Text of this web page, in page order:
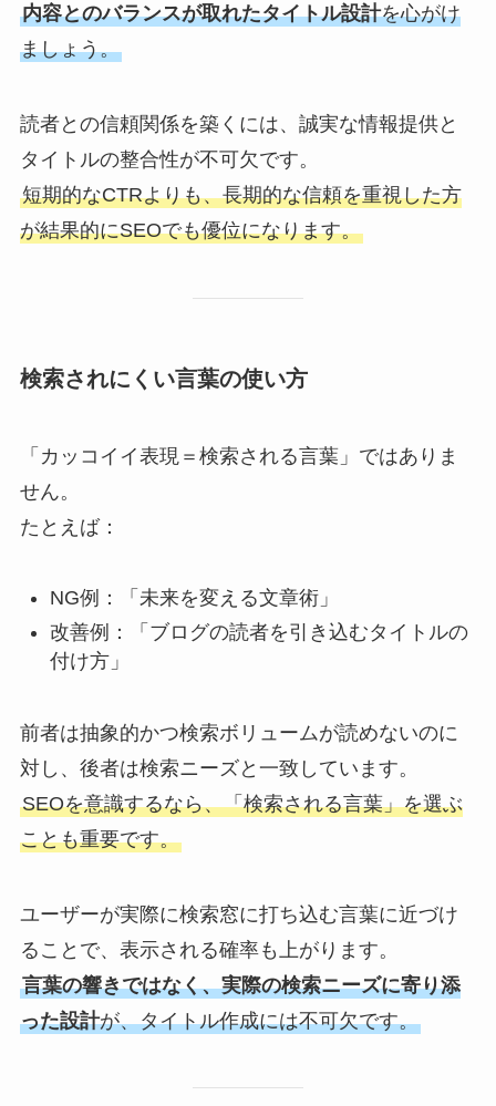
内容とのバランスが取れたタイトル設計を心がけ
ましょう。
読者との信頼関係を築くには、誠実な情報提供と
タイトルの整合性が不可欠です。
短期的なCTRよりも、長期的な信頼を重視した方
が結果的にSEOでも優位になります。
検索されにくい言葉の使い方
「カッコイイ表現＝検索される言葉」ではありま
せん。
たとえば：
NG例：「未来を変える文章術」
改善例：「ブログの読者を引き込むタイトルの
付け方」
前者は抽象的かつ検索ボリュームが読めないのに
対し、後者は検索ニーズと一致しています。
SEOを意識するなら、「検索される言葉」を選ぶ
ことも重要です。
ユーザーが実際に検索窓に打ち込む言葉に近づけ
ることで、表示される確率も上がります。
言葉の響きではなく、実際の検索ニーズに寄り添
った設計が、タイトル作成には不可欠です。